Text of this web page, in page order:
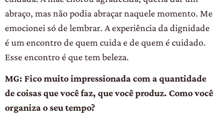
abraço, mas não podia abraçar naquele momento. Me
emocionei só de lembrar. A experiência da dignidade
é um encontro de quem cuida e de quem é cuidado.
Esse encontro é que tem beleza.
MG: Fico muito impressionada com a quantidade
de coisas que você faz, que você produz. Como você
organiza o seu tempo?